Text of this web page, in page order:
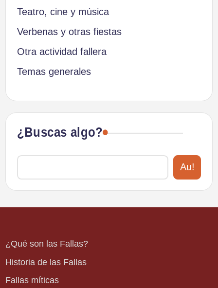
Teatro, cine y música
Verbenas y otras fiestas
Otra actividad fallera
Temas generales
¿Buscas algo?
Au!
¿Qué son las Fallas?
Historia de las Fallas
Fallas míticas